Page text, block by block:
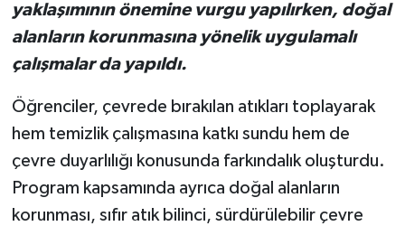
yaklaşımının önemine vurgu yapılırken, doğal
alanların korunmasına yönelik uygulamalı
çalışmalar da yapıldı.
Öğrenciler, çevrede bırakılan atıkları toplayarak
hem temizlik çalışmasına katkı sundu hem de
çevre duyarlılığı konusunda farkındalık oluşturdu.
Program kapsamında ayrıca doğal alanların
korunması, sıfır atık bilinci, sürdürülebilir çevre